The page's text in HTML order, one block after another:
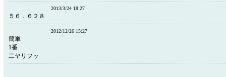
2013/3/24 18:27
５６．６２８
2012/12/26 15:27
簡単
1番
二ヤリフッ